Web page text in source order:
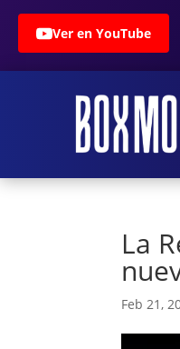
Ver en YouTube
La
Feb 21,